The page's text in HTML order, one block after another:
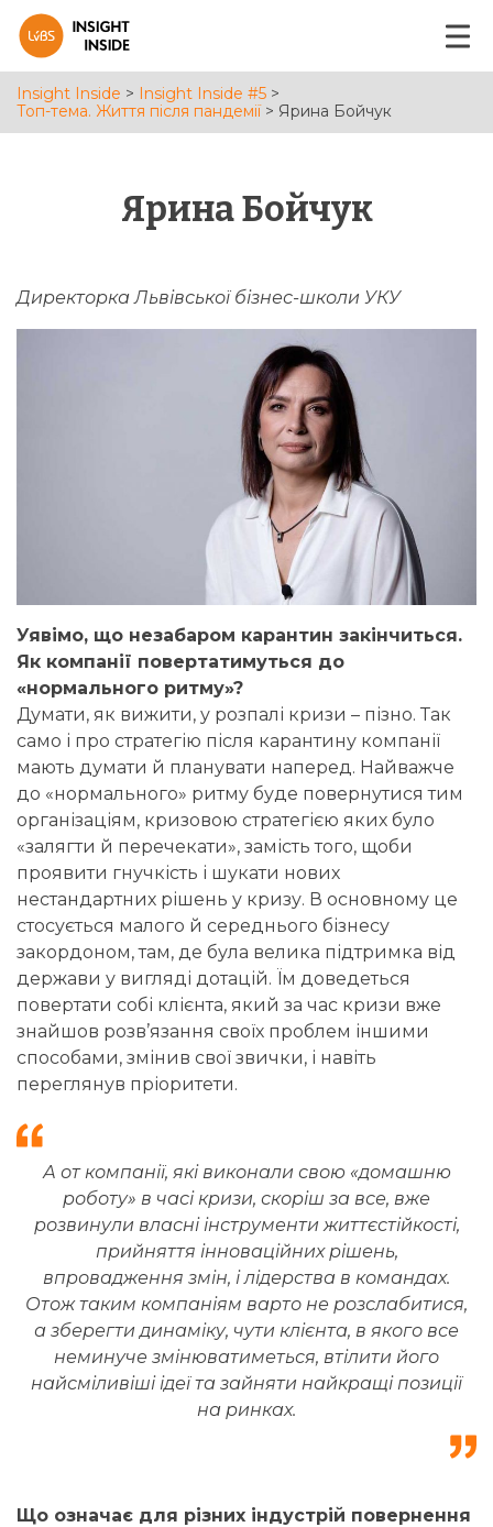
Insight Inside > Insight Inside #5 >
Топ-тема. Життя після пандемії> Ярина Бойчук
Ярина Бойчук
Директорка Львівської бізнес-школи УКУ
Уявімо, що незабаром карантин закінчиться.
Як компанії повертатимуться до
«нормального ритму»?
Думати, як вижити, у розпалі кризи – пізно. Так
само і про стратегію після карантину компанії
мають думати й планувати наперед. Найважче
до «нормального» ритму буде повернутися тим
організаціям, кризовою стратегією яких було
«залягти й перечекати», замість того, щоби
проявити гнучкість і шукати нових
нестандартних рішень у кризу. В основному це
стосується малого й середнього бізнесу
закордоном, там, де була велика підтримка від
держави у вигляді дотацій. Їм доведеться
повертати собі клієнта, який за час кризи вже
знайшов розв’язання своїх проблем іншими
способами, змінив свої звички, і навіть
переглянув пріоритети.
А от компанії, які виконали свою «домашню
роботу» в часі кризи, скоріш за все, вже
розвинули власні інструменти життєстійкості,
прийняття інноваційних рішень,
впровадження змін, і лідерства в командах.
Отож таким компаніям варто не розслабитися,
а зберегти динаміку, чути клієнта, в якого все
неминуче змінюватиметься, втілити його
найсміливіші ідеї та зайняти найкращі позиції
на ринках.
Що означає для різних індустрій повернення